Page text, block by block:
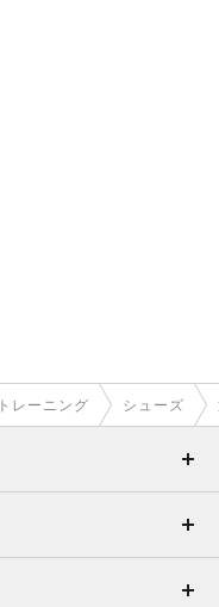
レーニング シューズ